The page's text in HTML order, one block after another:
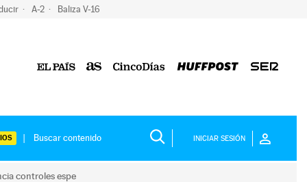
A-2 Baliza V-16
INICIAR SESIÓN
controles espe